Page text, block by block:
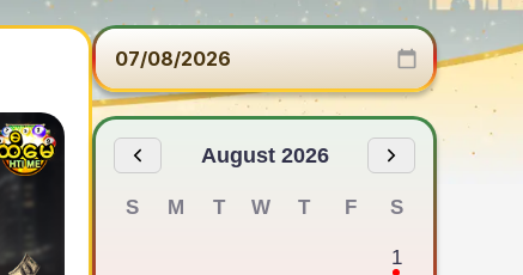
August 2026
S M T W T F S
1